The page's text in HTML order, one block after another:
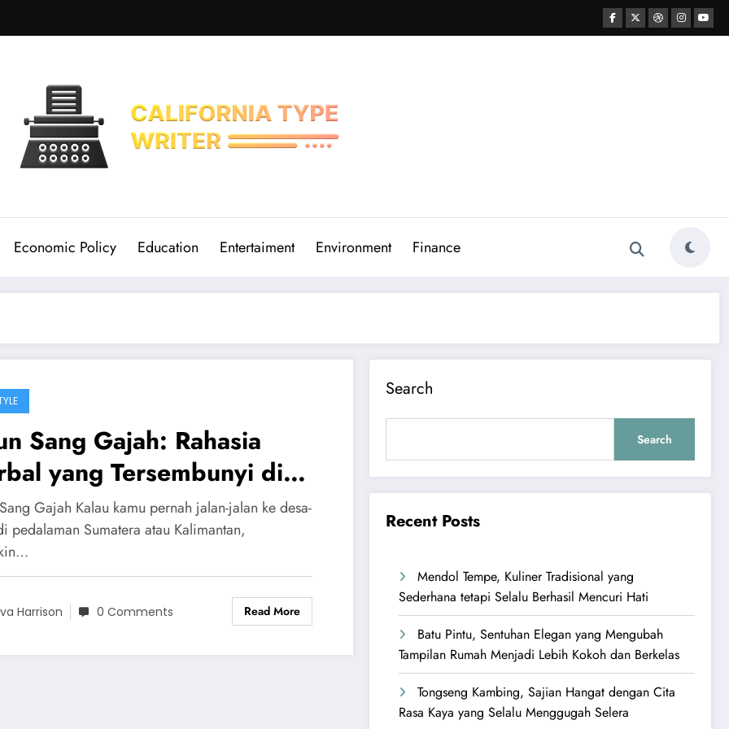
Economic Policy Education Entertaiment Environment Finance
Sang Gajah: Rahasia
yang Tersembunyi di
Daun Raksasa
Gajah Kalau kamu pernah jalan-jalan ke desa-
pedalaman Sumatera atau Kalimantan,
Harrison 0 Comments Read More
Search
Search
Recent Posts
Mendol Tempe, Kuliner Tradisional yang
Sederhana tetapi Selalu Berhasil Mencuri Hati
Batu Pintu, Sentuhan Elegan yang Mengubah
Tampilan Rumah Menjadi Lebih Kokoh dan Berkelas
Tongseng Kambing, Sajian Hangat dengan Cita
Rasa Kaya yang Selalu Menggugah Selera